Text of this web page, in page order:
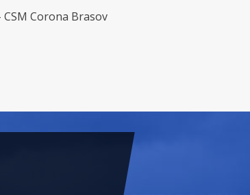
Corona Brasov